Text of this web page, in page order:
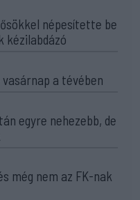
népesítette be
kézilabdázó
a tévében
egyre nehezebb, de
még nem az FK-nak